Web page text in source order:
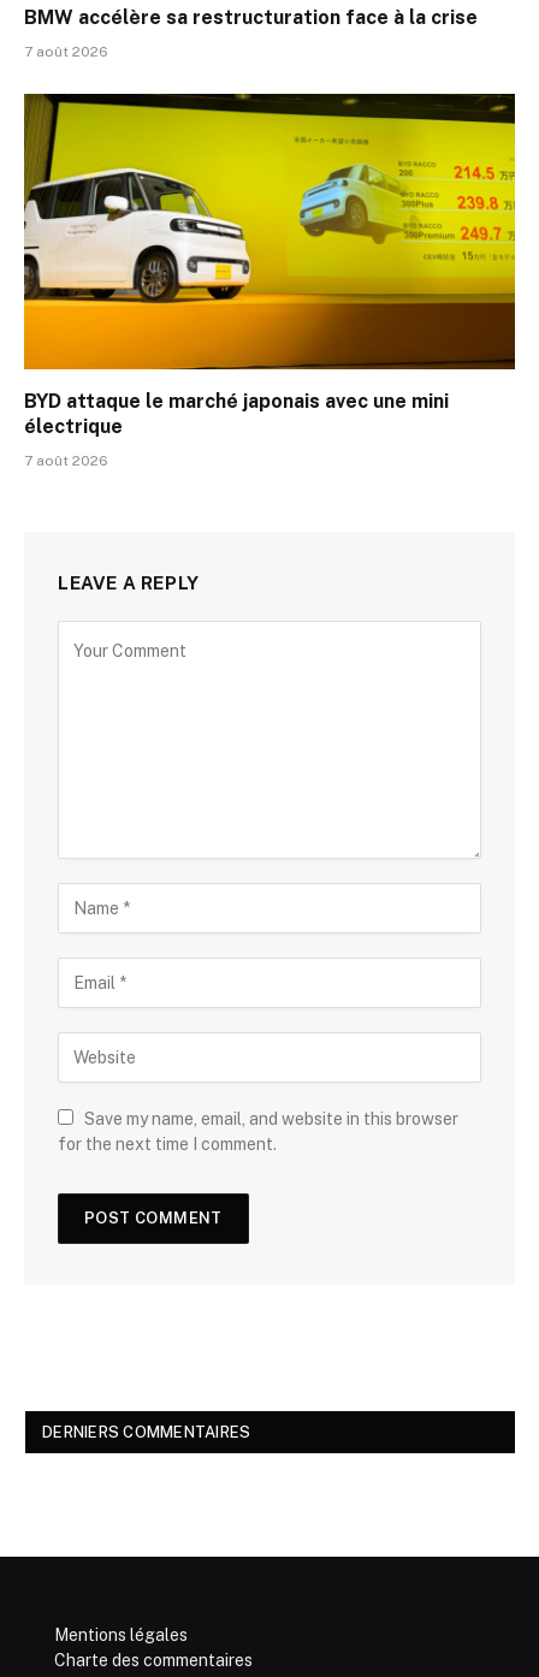
BMW accélère sa restructuration face à la crise
7 août 2026
BYD attaque le marché japonais avec une mini
électrique
7 août 2026
LEAVE A REPLY
Save my name, email, and website in this browser
for the next time I comment.
DERNIERS COMMENTAIRES
Mentions légales
Charte des commentaires